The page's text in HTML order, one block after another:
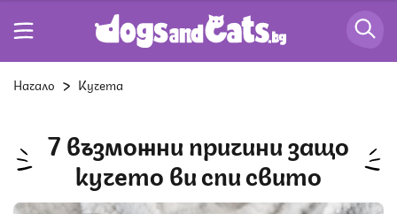
Начало Кучета
7 възможни причини защо
кучето ви спи свито